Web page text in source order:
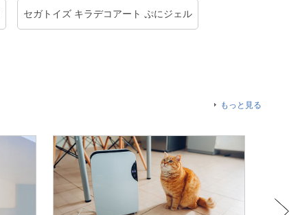
セガトイズ キラデコアート ぷにジェル
もっと見る